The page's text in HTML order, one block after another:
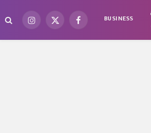
BUSINESS فيسبوكX
الانستغرام